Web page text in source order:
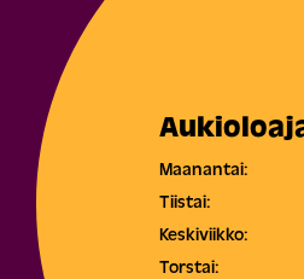
Maanantai:
Tiistai:
Keskiviikko:
Torstai: